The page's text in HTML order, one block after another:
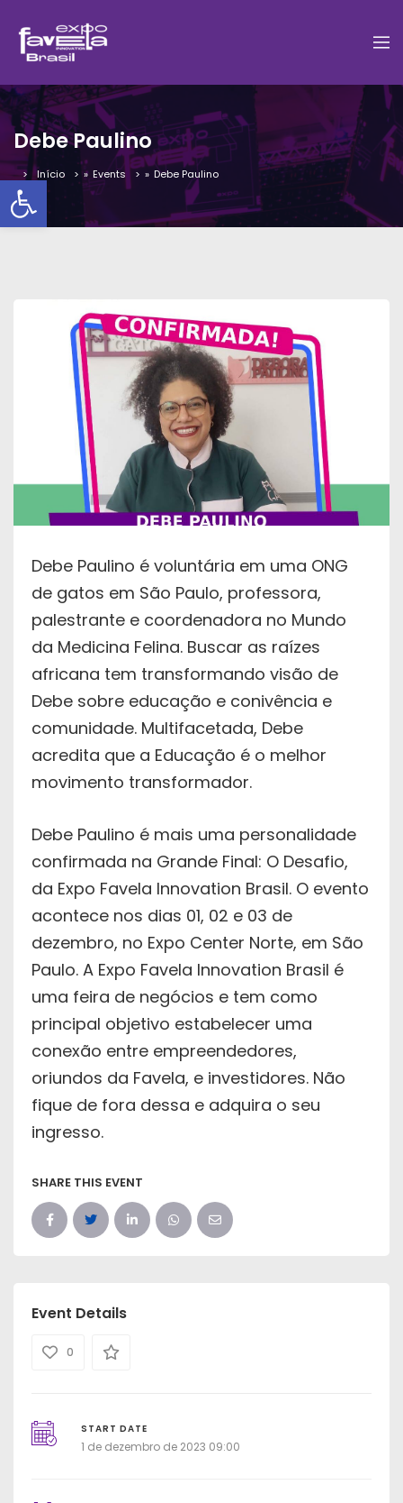
Barra de Ferramentas
Debe Paulino
Início » Events » Debe Paulino
Debe Paulino é voluntária em uma ONG
de gatos em São Paulo, professora,
palestrante e coordenadora no Mundo
da Medicina Felina. Buscar as raízes
africana tem transformando visão de
Debe sobre educação e conivência e
comunidade. Multifacetada, Debe
acredita que a Educação é o melhor
movimento transformador.
Debe Paulino é mais uma personalidade
confirmada na Grande Final: O Desafio,
da Expo Favela Innovation Brasil. O evento
acontece nos dias 01, 02 e 03 de
dezembro, no Expo Center Norte, em São
Paulo. A Expo Favela Innovation Brasil é
uma feira de negócios e tem como
principal objetivo estabelecer uma
conexão entre empreendedores,
oriundos da Favela, e investidores. Não
fique de fora dessa e adquira o seu
ingresso.
SHARE THIS EVENT
Event Details
0
START DATE
1 de dezembro de 2023 09:00